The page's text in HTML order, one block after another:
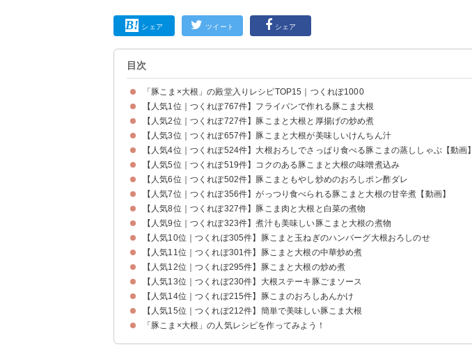
シェア ツイート シェア
目次
「豚こま×大根」の殿堂入りレシピTOP15｜つくれぽ1000
【人気1位｜つくれぽ767件】フライパンで作れる豚こま大根
【人気2位｜つくれぽ727件】豚こまと大根と厚揚げの炒め煮
【人気3位｜つくれぽ657件】豚こまと大根が美味しいけんちん汁
【人気4位｜つくれぽ524件】大根おろしでさっぱり食べる豚こまの蒸ししゃぶ【動画】
【人気5位｜つくれぽ519件】コクのある豚こまと大根の味噌煮込み
【人気6位｜つくれぽ502件】豚こまともやし炒めのおろしポン酢ダレ
【人気7位｜つくれぽ356件】がっつり食べられる豚こまと大根の甘辛煮【動画】
【人気8位｜つくれぽ327件】豚こま肉と大根と白菜の煮物
【人気9位｜つくれぽ323件】煮汁も美味しい豚こまと大根の煮物
【人気10位｜つくれぽ305件】豚こまと玉ねぎのハンバーグ大根おろしのせ
【人気11位｜つくれぽ301件】豚こまと大根の中華炒め煮
【人気12位｜つくれぽ295件】豚こまと大根の炒め煮
【人気13位｜つくれぽ230件】大根ステーキ豚ごまソース
【人気14位｜つくれぽ215件】豚こまのおろしあんかけ
【人気15位｜つくれぽ212件】簡単で美味しい豚こま大根
「豚こま×大根」の人気レシピを作ってみよう！